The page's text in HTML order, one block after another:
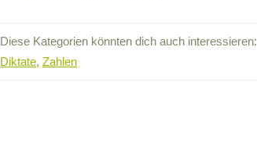
Diese Kategorien könnten dich auch interessieren:
Diktate, Zahlen